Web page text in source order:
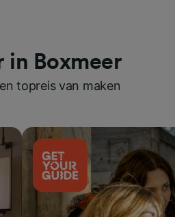
in Boxmeer
topreis van maken